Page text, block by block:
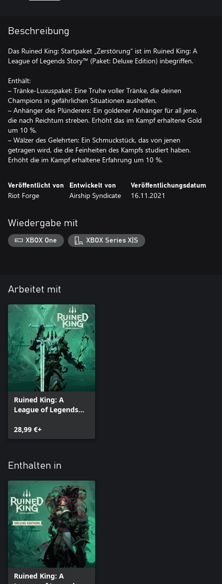
Beschreibung
Das Ruined King: Startpaket „Zerstörung“ ist im Ruined King: A
League of Legends Story™ (Paket: Deluxe Edition) inbegriffen.
Enthält:
– Tränke-Luxuspaket: Eine Truhe voller Tränke, die deinen
Champions in gefährlichen Situationen aushelfen.
– Anhänger des Plünderers: Ein goldener Anhänger für all jene,
die nach Reichtum streben. Erhöht das im Kampf erhaltene Gold
um 10 %.
– Wälzer des Gelehrten: Ein Schmuckstück, das von jenen
getragen wird, die die Feinheiten des Kampfs studiert haben.
Erhöht die im Kampf erhaltene Erfahrung um 10 %.
Veröffentlicht von
Riot Forge
Entwickelt von
Airship Syndicate
Veröffentlichungsdatum
16.11.2021
Wiedergabe mit
XBOX One XBOX Series X|S
Arbeitet mit
Ruined King: A
League of Legends
28,99 €+
Enthalten in
Ruined King: A